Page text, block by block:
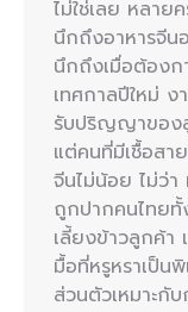
ไม่ใช่เลย หลาย
นึกถึงอาหารจีน
นึกถึงเมื่อต้องก
เทศกาลปีใหม่
รับปริญญาของ
แต่คนที่มีเชื้อสา
จีนไม่น้อย ไม่ว่
ถูกปากคนไทยทั้
เลี้ยงข้าวลูกค้า
มื้อที่หรูหราเป็น
ส่วนตัวเหมาะกั